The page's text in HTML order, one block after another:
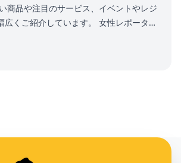
商品や注目のサービス、イベントやレジ
広くご紹介しています。 女性レポーター
ャンペーンの実施も可能です。